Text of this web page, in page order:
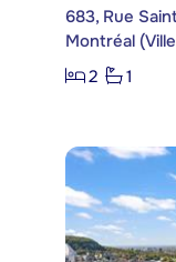
683, Rue
Montréal
2
1